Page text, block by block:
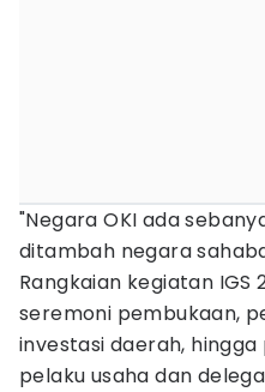
"Negara OKI ada
ditambah negara
Rangkaian kegiatan IGS
seremoni pembukaan,
investasi daerah,
pelaku usaha dan